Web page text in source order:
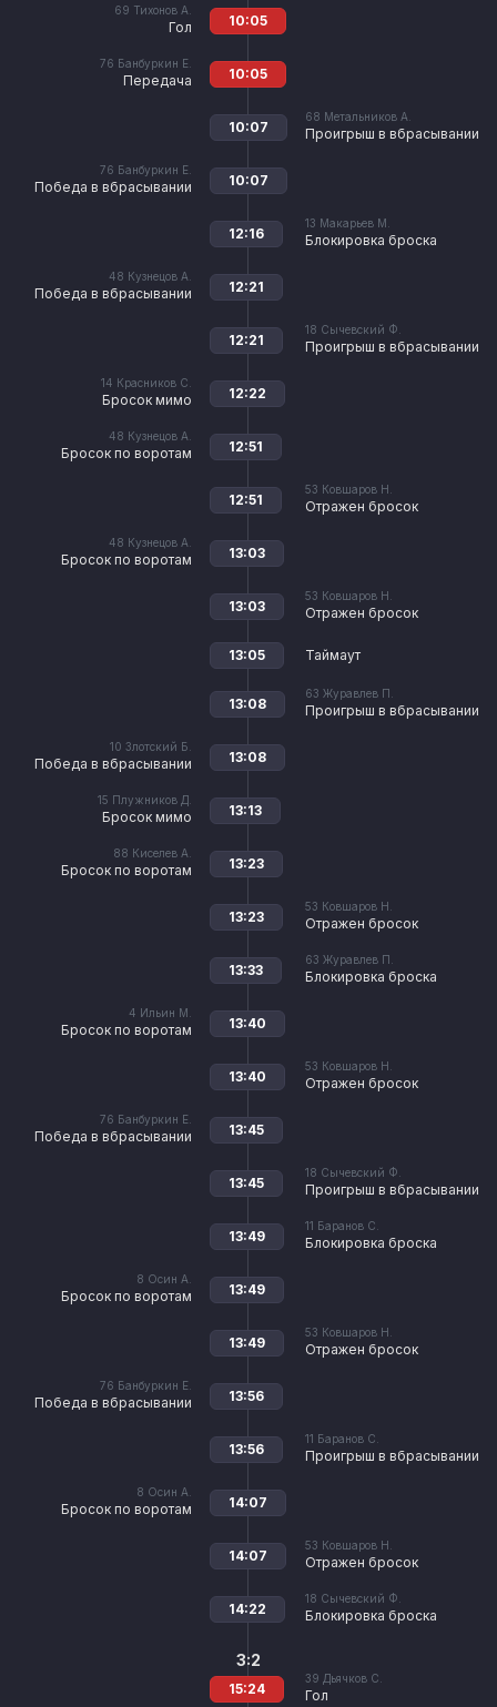
69 Тихонов А.
Гол 10:05
76 Банбуркин Е.
Передача 10:05
68 Метальников А.
Проигрыш в вбрасывании
10:07
76 Банбуркин Е.
Победа в вбрасывании 10:07
13 Макарьев М.
Блокировка броска
12:16
48 Кузнецов А.
Победа в вбрасывании 12:21
18 Сычевский Ф.
Проигрыш в вбрасывании
12:21
14 Красников С.
Бросок мимо 12:22
48 Кузнецов А.
Бросок по воротам 12:51
53 Ковшаров Н.
Отражен бросок
12:51
48 Кузнецов А.
Бросок по воротам 13:03
53 Ковшаров Н.
Отражен бросок
13:03
Таймаут
13:05
63 Журавлев П.
Проигрыш в вбрасывании
13:08
10 Злотский Б.
Победа в вбрасывании 13:08
15 Плужников Д.
Бросок мимо 13:13
88 Киселев А.
Бросок по воротам 13:23
53 Ковшаров Н.
Отражен бросок
13:23
63 Журавлев П.
Блокировка броска
13:33
4 Ильин М.
Бросок по воротам 13:40
53 Ковшаров Н.
Отражен бросок
13:40
76 Банбуркин Е.
Победа в вбрасывании 13:45
18 Сычевский Ф.
Проигрыш в вбрасывании
13:45
11 Баранов С.
Блокировка броска
13:49
8 Осин А.
Бросок по воротам 13:49
53 Ковшаров Н.
Отражен бросок
13:49
76 Банбуркин Е.
Победа в вбрасывании 13:56
11 Баранов С.
Проигрыш в вбрасывании
13:56
8 Осин А.
Бросок по воротам 14:07
53 Ковшаров Н.
Отражен бросок
14:07
18 Сычевский Ф.
Блокировка броска
14:22
39 Дьячков С.
Гол
3:2
15:24